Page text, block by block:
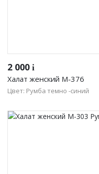
2 000 i
Халат женский М-376
Цвет: Румба темно -синий